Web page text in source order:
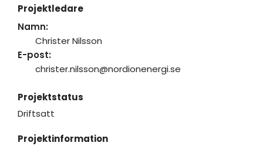
Projektledare
Namn:
Christer Nilsson
E-post:
christer.nilsson@nordionenergi.se
Projektstatus
Driftsatt
Projektinformation